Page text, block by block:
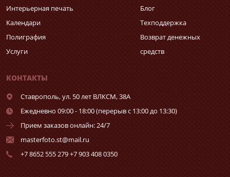
Интерьерная печать
Календари
Полиграфия
Услуги
Блог
Техподдержка
Возврат денежных
средств
КОНТАКТЫ
Ставрополь,ул. 50 лет ВЛКСМ, 38А
Ежедневно 09:00 - 18:00 (перерыв с 13:00 до 13:30)
Прием заказов онлайн: 24/7
masterfoto.st@mail.ru
+7 8652 555 279 +7 903 408 0350